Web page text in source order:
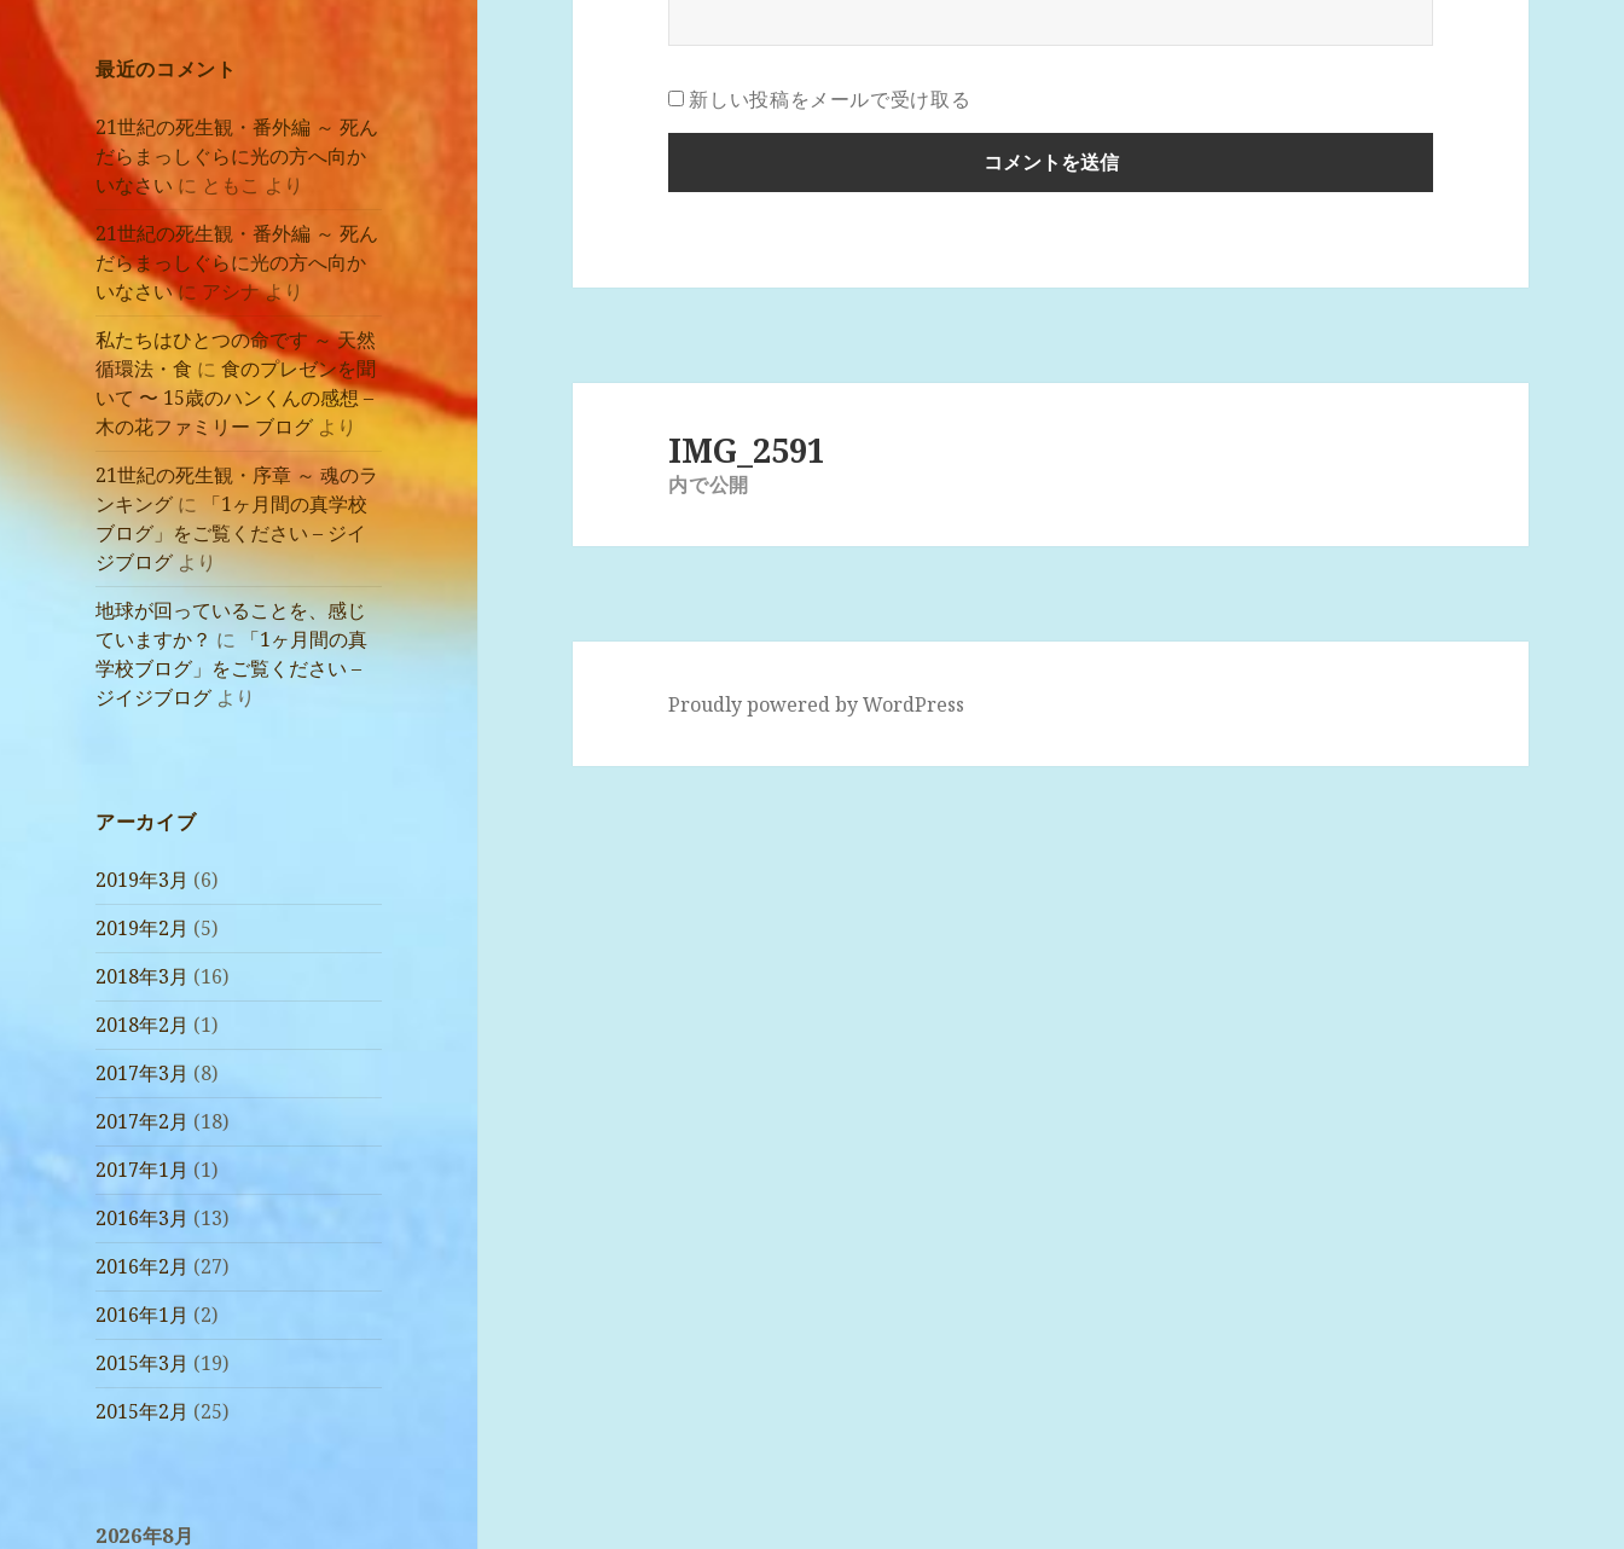
ポ
ー
ト
最近のコメント
21世紀の死生観・番外編 ～ 死ん
だらまっしぐらに光の方へ向か
いなさい に ともこ より
21世紀の死生観・番外編 ～ 死ん
だらまっしぐらに光の方へ向か
いなさいに アシナより
私たちはひとつの命です ～ 天然
循環法・食 に食のプレゼンを聞
いて 〜 15歳のハンくんの感想 –
木の花ファミリー ブログ より
21世紀の死生観・序章 ～ 魂のラ
ンキング に
「1ヶ月間の真学校
ブログ」をご覧ください – ジイ
ジブログより
地球が回っていることを、感じ
ていますか？ に
「1ヶ月間の真
学校ブログ」をご覧ください –
ジイジブログ より
アーカイブ
2019年3月 (6)
2019年2月 (5)
2018年3月 (16)
2018年2月 (1)
2017年3月 (8)
2017年2月 (18)
2017年1月 (1)
2016年3月 (13)
2016年2月 (27)
2016年1月 (2)
2015年3月 (19)
2015年2月 (25)
2026年8月
新しい投稿をメールで受け取る
ゲ
IMG_2591
内で公開
Proudly powered by WordPress